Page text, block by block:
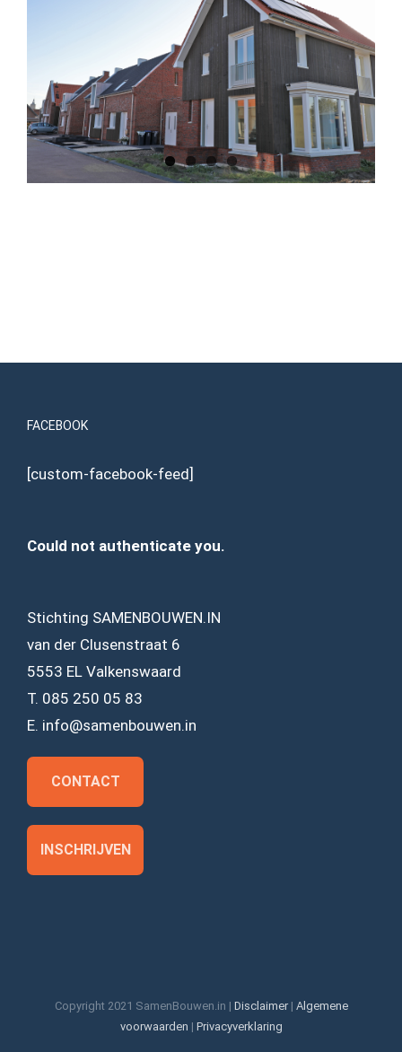
FACEBOOK
[custom-facebook-feed]
Could not authenticate you.
Stichting SAMENBOUWEN.IN
van der Clusenstraat 6
5553 EL Valkenswaard
T. 085 250 05 83
E. info@samenbouwen.in
CONTACT
INSCHRIJVEN
Copyright 2021 SamenBouwen.in | Disclaimer| Algemene
voorwaarden | Privacyverklaring